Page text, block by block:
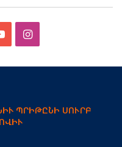
YouTubeInstagram
ՊՐԻԹԸՆԻ ՍՈՒՐԲ